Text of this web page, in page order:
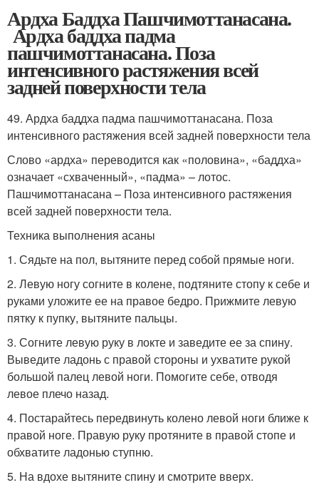
Ардха Баддха Пашчимоттанасана.
Ардха баддха падма
пашчимоттанасана. Поза
интенсивного растяжения всей
задней поверхности тела
49. Ардха баддха падма пашчимоттанасана. Поза
интенсивного растяжения всей задней поверхности тела
Слово «ардха» переводится как «половина», «баддха»
означает «схваченный», «падма» – лотос.
Пашчимоттанасана – Поза интенсивного растяжения
всей задней поверхности тела.
Техника выполнения асаны
1. Сядьте на пол, вытяните перед собой прямые ноги.
2. Левую ногу согните в колене, подтяните стопу к себе и
руками уложите ее на правое бедро. Прижмите левую
пятку к пупку, вытяните пальцы.
3. Согните левую руку в локте и заведите ее за спину.
Выведите ладонь с правой стороны и ухватите рукой
большой палец левой ноги. Помогите себе, отводя
левое плечо назад.
4. Постарайтесь передвинуть колено левой ноги ближе к
правой ноге. Правую руку протяните в правой стопе и
обхватите ладонью ступню.
5. На вдохе вытяните спину и смотрите вверх.